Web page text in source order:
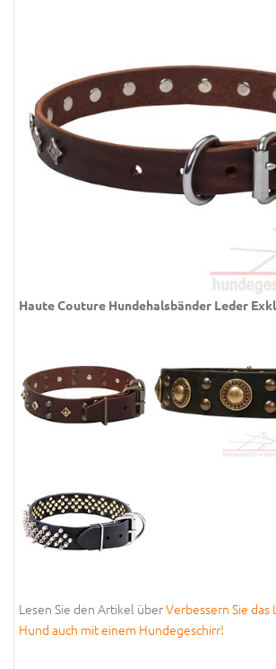
Haute Couture Hundehalsbänder Leder
Lesen Sie den Artikel überVerbessern Sie das
Hund auch mit einem Hundegeschirr!